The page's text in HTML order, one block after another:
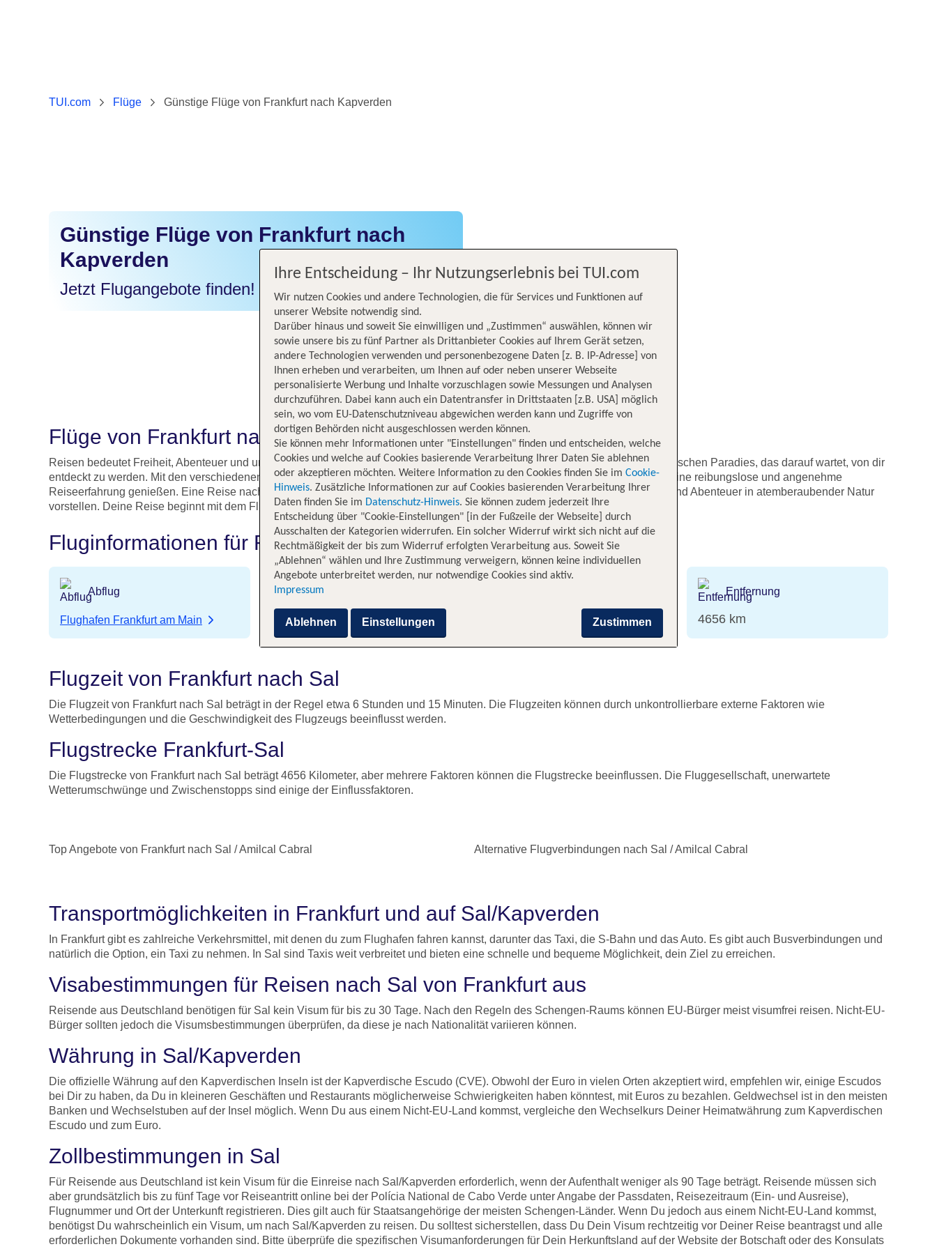
TUI.com Flüge Günstige Flüge von Frankfurt nach Kapverden
Günstige Flüge von Frankfurt nach
Kapverden
Jetzt Flugangebote finden!
Flüge von Frankfurt nach Sal/Kapverden
Reisen bedeutet Freiheit, Abenteuer und unvergessliche Momente. Ein Flug von Frankfurt nach Sal öffnet die Tür zu einem tropischen Paradies, das darauf wartet, von dir
entdeckt zu werden. Mit den verschiedenen Flugoptionen, die Direktflüge und Flüge mit Zwischenstopps umfassen, kannst du eine reibungslose und angenehme
Reiseerfahrung genießen. Eine Reise nach Sal kannst du dir als sonnige Tage am Strand, faszinierende kulturelle Erlebnisse und Abenteuer in atemberaubender Natur
vorstellen. Deine Reise beginnt mit dem Flug von Frankfurt nach Sal.
Fluginformationen für Flüge von Frankfurt nach Sal / Amilcal Cabral
Abflug
Flughafen Frankfurt am Main
Ankunft
Flughafen Kapverden 6 Stunden und 15 Minuten
Entfernung
4656 km
Flugzeit von Frankfurt nach Sal
Die Flugzeit von Frankfurt nach Sal beträgt in der Regel etwa 6 Stunden und 15 Minuten. Die Flugzeiten können durch unkontrollierbare externe Faktoren wie
Wetterbedingungen und die Geschwindigkeit des Flugzeugs beeinflusst werden.
Flugstrecke Frankfurt-Sal
Die Flugstrecke von Frankfurt nach Sal beträgt 4656 Kilometer, aber mehrere Faktoren können die Flugstrecke beeinflussen. Die Fluggesellschaft, unerwartete
Wetterumschwünge und Zwischenstopps sind einige der Einflussfaktoren.
Top Angebote von Frankfurt nach Sal / Amilcal Cabral Alternative Flugverbindungen nach Sal / Amilcal Cabral
Transportmöglichkeiten in Frankfurt und auf Sal/Kapverden
In Frankfurt gibt es zahlreiche Verkehrsmittel, mit denen du zum Flughafen fahren kannst, darunter das Taxi, die S-Bahn und das Auto. Es gibt auch Busverbindungen und
natürlich die Option, ein Taxi zu nehmen. In Sal sind Taxis weit verbreitet und bieten eine schnelle und bequeme Möglichkeit, dein Ziel zu erreichen.
Visabestimmungen für Reisen nach Sal von Frankfurt aus
Reisende aus Deutschland benötigen für Sal kein Visum für bis zu 30 Tage. Nach den Regeln des Schengen-Raums können EU-Bürger meist visumfrei reisen. Nicht-EU-
Bürger sollten jedoch die Visumsbestimmungen überprüfen, da diese je nach Nationalität variieren können.
Währung in Sal/Kapverden
Die offizielle Währung auf den Kapverdischen Inseln ist der Kapverdische Escudo (CVE). Obwohl der Euro in vielen Orten akzeptiert wird, empfehlen wir, einige Escudos
bei Dir zu haben, da Du in kleineren Geschäften und Restaurants möglicherweise Schwierigkeiten haben könntest, mit Euros zu bezahlen. Geldwechsel ist in den meisten
Banken und Wechselstuben auf der Insel möglich. Wenn Du aus einem Nicht-EU-Land kommst, vergleiche den Wechselkurs Deiner Heimatwährung zum Kapverdischen
Escudo und zum Euro.
Zollbestimmungen in Sal
Für Reisende aus Deutschland ist kein Visum für die Einreise nach Sal/Kapverden erforderlich, wenn der Aufenthalt weniger als 90 Tage beträgt. Reisende müssen sich
aber grundsätzlich bis zu fünf Tage vor Reiseantritt online bei der Polícia National de Cabo Verde unter Angabe der Passdaten, Reisezeitraum (Ein- und Ausreise),
Flugnummer und Ort der Unterkunft registrieren. Dies gilt auch für Staatsangehörige der meisten Schengen-Länder. Wenn Du jedoch aus einem Nicht-EU-Land kommst,
benötigst Du wahrscheinlich ein Visum, um nach Sal/Kapverden zu reisen. Du solltest sicherstellen, dass Du Dein Visum rechtzeitig vor Deiner Reise beantragst und alle
erforderlichen Dokumente vorhanden sind. Bitte überprüfe die spezifischen Visumanforderungen für Dein Herkunftsland auf der Website der Botschaft oder des Konsulats
Ihre Entscheidung – Ihr Nutzungserlebnis bei TUI.com
Wir nutzen Cookies und andere Technologien, die für Services und Funktionen auf
unserer Website notwendig sind.
Darüber hinaus und soweit Sie einwilligen und „Zustimmen“ auswählen, können wir
sowie unsere bis zu fünf Partner als Drittanbieter Cookies auf Ihrem Gerät setzen,
andere Technologien verwenden und personenbezogene Daten [z. B. IP-Adresse] von
Ihnen erheben und verarbeiten, um Ihnen auf oder neben unserer Webseite
personalisierte Werbung und Inhalte vorzuschlagen sowie Messungen und Analysen
durchzuführen. Dabei kann auch ein Datentransfer in Drittstaaten [z.B. USA] möglich
sein, wo vom EU-Datenschutzniveau abgewichen werden kann und Zugriffe von
dortigen Behörden nicht ausgeschlossen werden können.
Sie können mehr Informationen unter "Einstellungen" finden und entscheiden, welche
Cookies und welche auf Cookies basierende Verarbeitung Ihrer Daten Sie ablehnen
oder akzeptieren möchten. Weitere Information zu den Cookies finden Sie im Cookie-
Hinweis. Zusätzliche Informationen zur auf Cookies basierenden Verarbeitung Ihrer
Daten finden Sie im Datenschutz-Hinweis. Sie können zudem jederzeit Ihre
Entscheidung über "Cookie-Einstellungen" [in der Fußzeile der Webseite] durch
Ausschalten der Kategorien widerrufen. Ein solcher Widerruf wirkt sich nicht auf die
Rechtmäßigkeit der bis zum Widerruf erfolgten Verarbeitung aus. Soweit Sie
„Ablehnen“ wählen und Ihre Zustimmung verweigern, können keine individuellen
Angebote unterbreitet werden, nur notwendige Cookies sind aktiv.
Impressum
Zustimmen
Ablehnen Einstellungen